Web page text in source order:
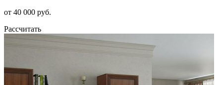
от 40 000 руб.
Рассчитать